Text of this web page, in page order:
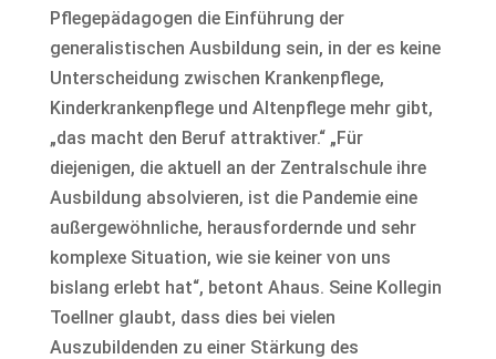
Pflegepädagogen die Einführung der
generalistischen Ausbildung sein, in der es keine
Unterscheidung zwischen Krankenpflege,
Kinderkrankenpflege und Altenpflege mehr gibt,
„das macht den Beruf attraktiver.“ „Für
diejenigen, die aktuell an der Zentralschule ihre
Ausbildung absolvieren, ist die Pandemie eine
außergewöhnliche, herausfordernde und sehr
komplexe Situation, wie sie keiner von uns
bislang erlebt hat“, betont Ahaus. Seine Kollegin
Toellner glaubt, dass dies bei vielen
Auszubildenden zu einer Stärkung des